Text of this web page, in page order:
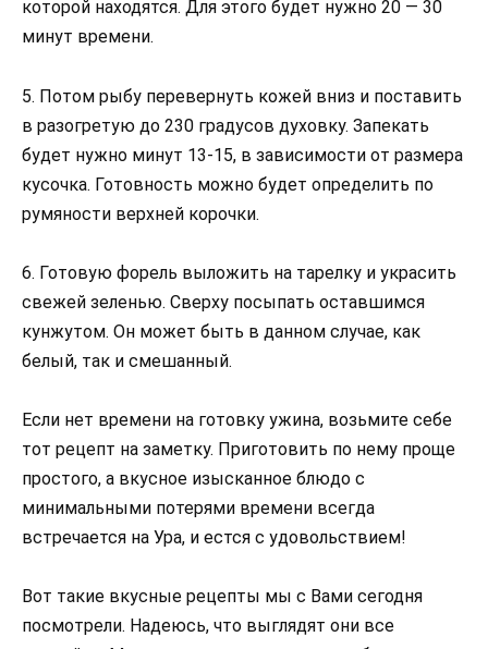
которой находятся. Для этого будет нужно 20 — 30
минут времени.
5. Потом рыбу перевернуть кожей вниз и поставить
в разогретую до 230 градусов духовку. Запекать
будет нужно минут 13-15, в зависимости от размера
кусочка. Готовность можно будет определить по
румяности верхней корочки.
6. Готовую форель выложить на тарелку и украсить
свежей зеленью. Сверху посыпать оставшимся
кунжутом. Он может быть в данном случае, как
белый, так и смешанный.
Если нет времени на готовку ужина, возьмите себе
тот рецепт на заметку. Приготовить по нему проще
простого, а вкусное изысканное блюдо с
минимальными потерями времени всегда
встречается на Ура, и естся с удовольствием!
Вот такие вкусные рецепты мы с Вами сегодня
посмотрели. Надеюсь, что выглядят они все